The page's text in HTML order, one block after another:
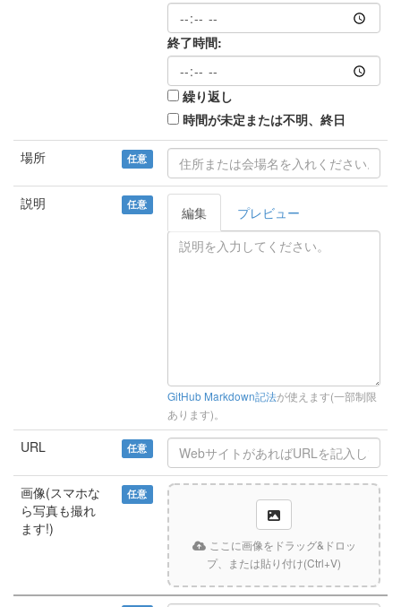
終了時間:
繰り返し
時間が未定または不明、終日
場所 任意
説明 任意 編集 プレビュー
GitHub Markdown記法が使えます(一部制限
あります)。
URL 任意
画像(スマホな
ら写真も撮れ
ます!)
任意
ここに画像をドラッグ&ドロッ
プ、または貼り付け(Ctrl+V)